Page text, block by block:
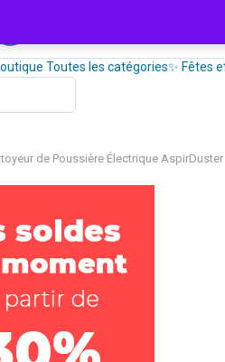
Toutes les catégories✨ Fêtes
de Poussière Électrique AspirDuster